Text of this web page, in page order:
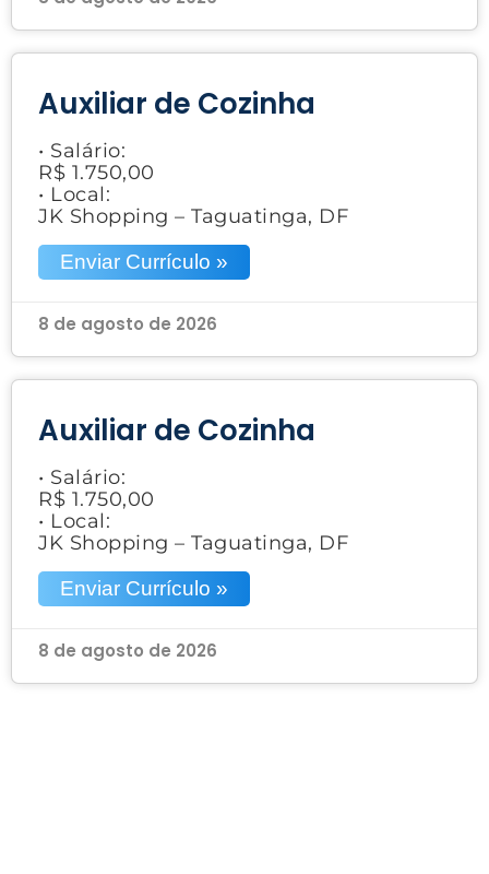
Auxiliar de Cozinha
• Salário:
R$ 1.750,00
• Local:
JK Shopping – Taguatinga, DF
Enviar Currículo »
8 de agosto de 2026
Auxiliar de Cozinha
• Salário:
R$ 1.750,00
• Local:
JK Shopping – Taguatinga, DF
Enviar Currículo »
8 de agosto de 2026